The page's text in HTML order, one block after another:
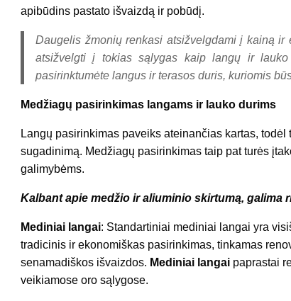
apibūdins pastato išvaizdą ir pobūdį.
Daugelis žmonių renkasi atsižvelgdami į kainą ir
atsižvelgti į tokias sąlygas kaip langų ir
pasirinktumėte langus ir terasos duris, kuriomis
Medžiagų pasirinkimas langams ir lauko durims
Langų pasirinkimas paveiks ateinančias kartas,
sugadinimą. Medžiagų pasirinkimas taip pat turės
galimybėms.
Kalbant apie medžio ir aliuminio skirtumą, galima
Mediniai langai: Standartiniai mediniai langai yra
tradicinis ir ekonomiškas pasirinkimas, tinkamas
senamadiškos išvaizdos. Mediniai langai paprastai
veikiamose oro sąlygose.